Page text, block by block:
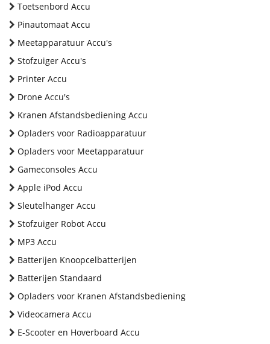
Toetsenbord Accu
Pinautomaat Accu
Meetapparatuur Accu's
Stofzuiger Accu's
Printer Accu
Drone Accu's
Kranen Afstandsbediening Accu
Opladers voor Radioapparatuur
Opladers voor Meetapparatuur
Gameconsoles Accu
Apple iPod Accu
Sleutelhanger Accu
Stofzuiger Robot Accu
MP3 Accu
Batterijen Knoopcelbatterijen
Batterijen Standaard
Opladers voor Kranen Afstandsbediening
Videocamera Accu
E-Scooter en Hoverboard Accu